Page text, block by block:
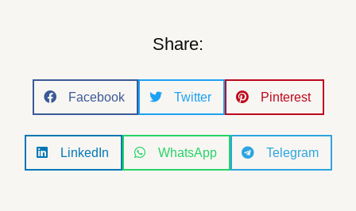
Share:
S
h
Facebook
S
Twitter
S
h
e
Pinterest
S
LinkedIn
S
WhatsApp
S
h
Telegram